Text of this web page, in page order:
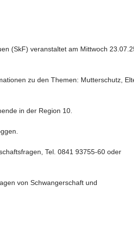
(SkF) veranstaltet am Mittwoch
zu den Themen: Mutterschutz,
in der Region 10.
Tel. 0841 93755-60 oder
von Schwangerschaft und